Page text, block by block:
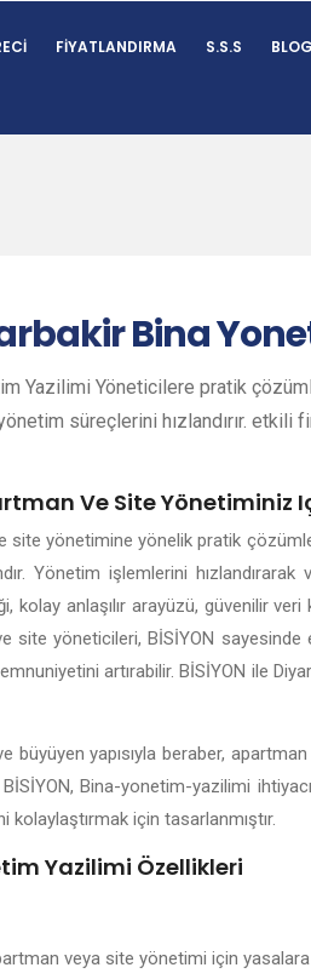
FIYATLANDIRMA S.S.S BLOG
Bina
Yazilimi Yöneticilere pratik
süreçlerini hızlandırır.
Ve Site Yönetiminiz
site yönetimine yönelik pratik
Yönetim işlemlerini
kolay anlaşılır arayüzü, güvenilir
site yöneticileri, BİSİYON
artırabilir. BİSİYON ile
büyüyen yapısıyla beraber,
Bina-yonetim-yazilimi
için tasarlanmıştır.
Yazilimi Özellikleri
veya site yönetimi için